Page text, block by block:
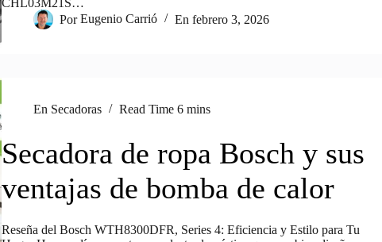
CHL03M21S…
Por Eugenio Carrió En febrero 3, 2026
En Secadoras Read Time 6 mins
Secadora de ropa Bosch y sus
ventajas de bomba de calor
Reseña del Bosch WTH8300DFR, Series 4: Eficiencia y Estilo para Tu